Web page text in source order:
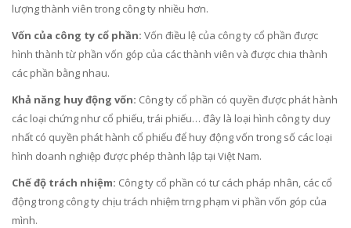
lượng thành viên trong công ty nhiều hơn.
Vốn của công ty cổ phần: Vốn điều lệ của công ty cổ phần được
hình thành từ phần vốn góp của các thành viên và được chia thành
các phần bằng nhau.
Khả năng huy động vốn: Công ty cổ phần có quyền được phát hành
các loại chứng như cổ phiếu, trái phiếu… đây là loại hình công ty duy
nhất có quyền phát hành cổ phiếu để huy động vốn trong số các loại
hình doanh nghiệp được phép thành lập tại Việt Nam.
Chế độ trách nhiệm: Công ty cổ phần có tư cách pháp nhân, các cổ
động trong công ty chịu trách nhiệm trng phạm vi phần vốn góp của
mình.